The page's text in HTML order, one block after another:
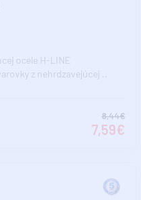
ocele H-LINE
z nehrdzavejúcej ..
8,44€
7,59€